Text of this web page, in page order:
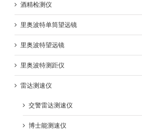
酒精检测仪
里奥波特单筒望远镜
里奥波特望远镜
里奥波特测距仪
雷达测速仪
交警雷达测速仪
博士能测速仪